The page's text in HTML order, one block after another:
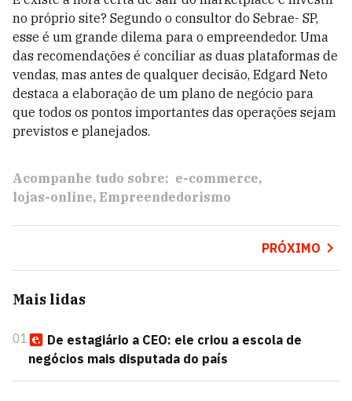
no próprio site? Segundo o consultor do Sebrae- SP,
esse é um grande dilema para o empreendedor. Uma
das recomendações é conciliar as duas plataformas de
vendas, mas antes de qualquer decisão, Edgard Neto
destaca a elaboração de um plano de negócio para
que todos os pontos importantes das operações sejam
previstos e planejados.
Acompanhe tudo sobre: e-commerce
lojas-online Empreendedorismo
PRÓXIMO
Mais lidas
01
De estagiário a CEO: ele criou a escola de
negócios mais disputada do país